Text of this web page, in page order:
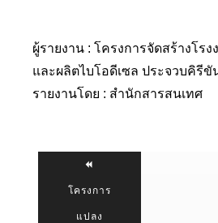
ผู้รายงาน : โครงการจัดสร้างโร
และผลิตไบโอดีเซล ประจวบคิรีขั
รายงานโดย : สำนักสารสนเทศ
โครงการ
แปลง